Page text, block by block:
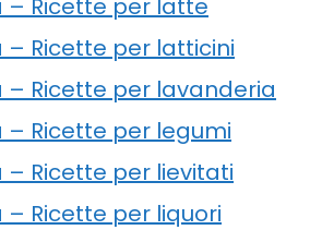
– Ricette per latticini
– Ricette per lavanderia
– Ricette per legumi
– Ricette per lievitati
– Ricette per liquori